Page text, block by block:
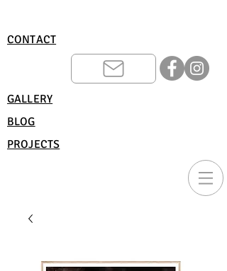
CONTACT
GALLERY
BLOG
PROJECTS